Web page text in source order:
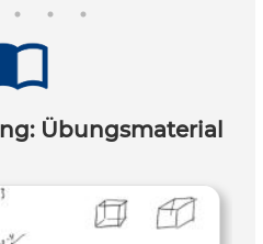
Übungsmaterial